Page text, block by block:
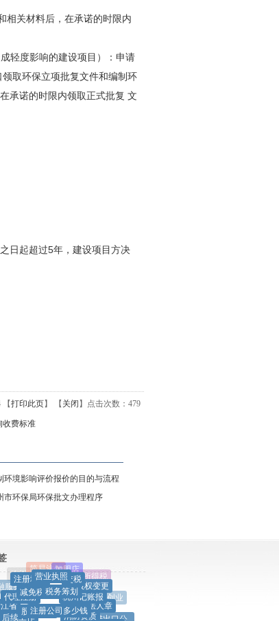
相关材料后，在承诺的时限内
轻度影响的建设项目）：申请
取环保立项批复文件和编制环
承诺的时限内领取正式批复 文
日起超过5年，建设项目方决
点击次数： 479
【打印此页】 【 关闭 】
收费标准
环境影响评价报价的目的与流程
市环保局环保批文办理程序
服务公司
注册地址营业执照交税
股权变更
小本创业
公司
省
代理注册
减免税政策税务筹划
杭州记账报
法人章
进出口公
业
后续工作
股权转让
注册公司多少钱
消防资质
杭州公司代办
浙江注册公司
私营企业银行开户